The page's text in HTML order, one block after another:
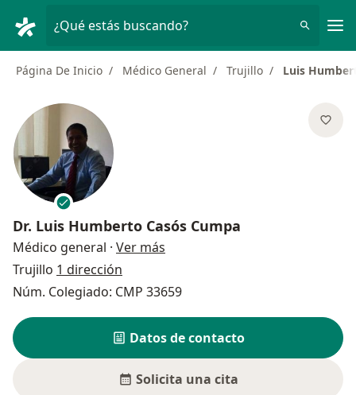
¿Qué estás buscando?
Página De Inicio Médico General Trujillo Luis
Dr. Luis Humberto Casós Cumpa
Médico general · Ver más
Trujillo 1 dirección
Núm. Colegiado: CMP 33659
Datos de contacto
Solicita una cita